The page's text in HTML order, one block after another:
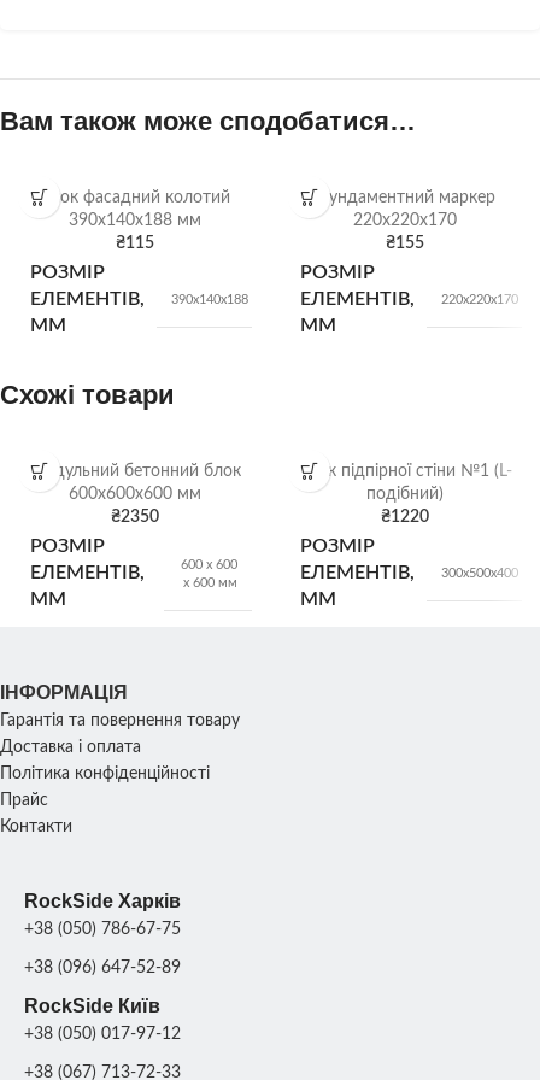
Вам також може сподобатися…
Блок фасадний колотий
390х140х188 мм
₴115
РОЗМІР
ЕЛЕМЕНТІВ,
ММ
390х140х188
КІЛЬК. У
ВИТРАТА 12,5шт/м.кв
СКЛАД
Фундаментний маркер
220х220х170
₴155
РОЗМІР
ЕЛЕМЕНТІВ,
ММ
220х220х170
Схожі товари
Модульний бетонний блок
600х600х600 мм
₴2350
РОЗМІР
ЕЛЕМЕНТІВ,
ММ
600 х 600
х 600 мм
Блок підпірної стіни №1 (L-
подібний)
₴1220
РОЗМІР
ЕЛЕМЕНТІВ,
ММ
300х500х400
ІНФОРМАЦІЯ
Гарантія та повернення товару
Доставка і оплата
Політика конфіденційності
Прайс
Контакти
RockSide Харків
+38 (050) 786-67-75
+38 (096) 647-52-89
RockSide Київ
+38 (050) 017-97-12
+38 (067) 713-72-33